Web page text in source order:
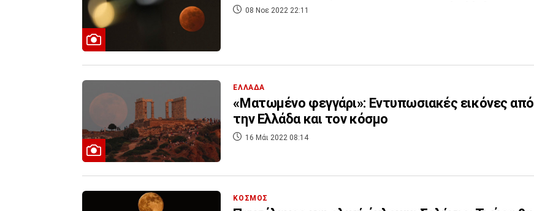
08 Νοε 2022 22:11
ΕΛΛΑΔΑ
«Ματωμένο φεγγάρι»: Εντυπωσιακές εικόνες από
την Ελλάδα και τον κόσμο
16 Μάι 2022 08:14
ΚΟΣΜΟΣ